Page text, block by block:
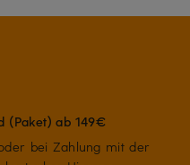
(Paket) ab 149€
bei Zahlung mit der